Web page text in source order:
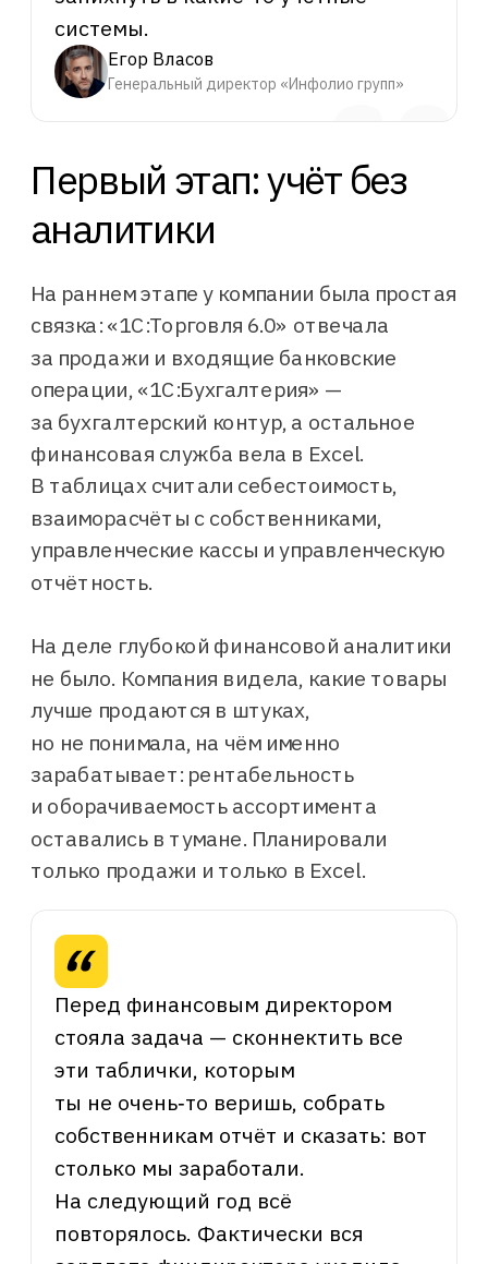
Первый этап: учёт без
аналитики
На раннем этапе у компании была простая
связка: «1С:Торговля 6.0» отвечала
за продажи и входящие банковские
операции, «1С:Бухгалтерия» —
за бухгалтерский контур, а остальное
финансовая служба вела в Excel.
В таблицах считали себестоимость,
взаиморасчёты с собственниками,
управленческие кассы и управленческую
отчётность.
На деле глубокой финансовой аналитики
не было. Компания видела, какие товары
лучше продаются в штуках,
но не понимала, на чём именно
зарабатывает: рентабельность
и оборачиваемость ассортимента
оставались в тумане. Планировали
только продажи и только в Excel.